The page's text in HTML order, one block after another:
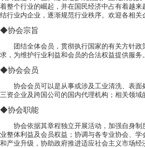
着整个行业的崛起，并在国民经济中占有着越
结行业内企业，逐渐规范行业秩序。欢迎各相
◆协会宗旨
团结全体会员，贯彻执行国家的有关方针
求，为维护行业利益和会员的合法权益提供服务。
◆协会会员
协会会员可以是从事或涉及工业清洗、表
三资企业及跨国公司的国内代理机构；相关领
◆协会职能
协会依据其章程独立开展活动，加强自身
业整体利益及会员权益；协调与各专业协会、
和产业升级，协助政府推进适应社会主义市场